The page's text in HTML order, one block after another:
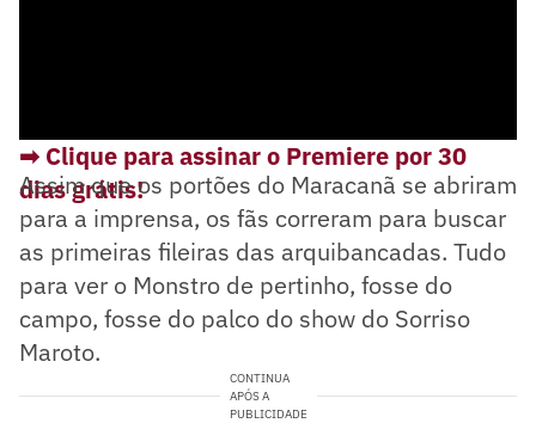
➡ Clique para assinar o Premiere por 30
dias grátis!
Assim que os portões do Maracanã se abriram
para a imprensa, os fãs correram para buscar
as primeiras fileiras das arquibancadas. Tudo
para ver o Monstro de pertinho, fosse do
campo, fosse do palco do show do Sorriso
Maroto.
CONTINUA
APÓS A
PUBLICIDADE